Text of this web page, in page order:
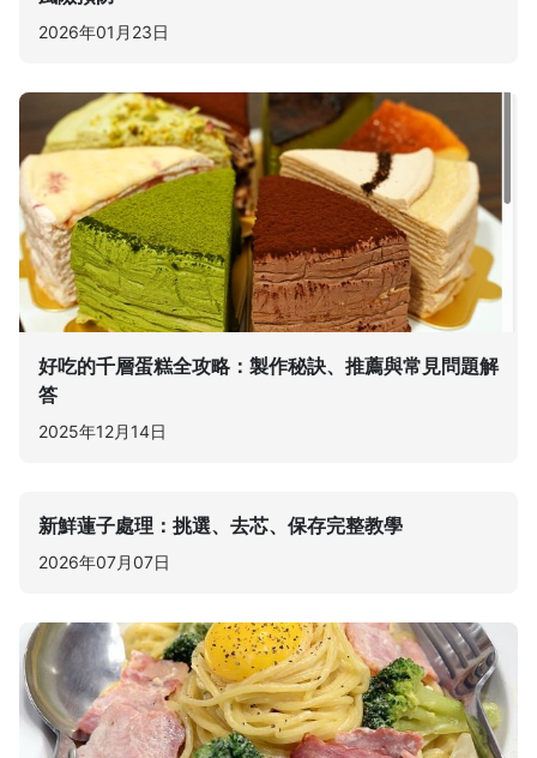
2026年01月23日
好吃的千層蛋糕全攻略：製作秘訣、推薦與常見問題解
答
2025年12月14日
新鮮蓮子處理：挑選、去芯、保存完整教學
2026年07月07日